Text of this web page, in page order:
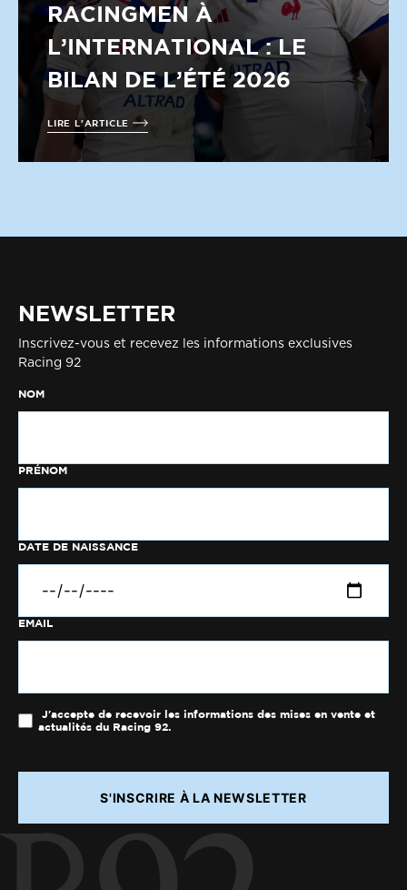
RACINGMEN À
L’INTERNATIONAL : LE
BILAN DE L’ÉTÉ 2026
LIRE L'ARTICLE
NEWSLETTER
Inscrivez-vous et recevez les informations exclusives
Racing 92
NOM
PRÉNOM
DATE DE NAISSANCE
EMAIL
J'accepte de recevoir les informations des mises en vente et
actualités du Racing 92.
S'INSCRIRE À LA NEWSLETTER